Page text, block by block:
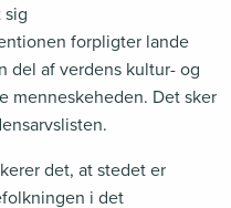
sig
forpligter lande
del af verdens kultur- og
menneskeheden. Det sker
det, at stedet er
i det